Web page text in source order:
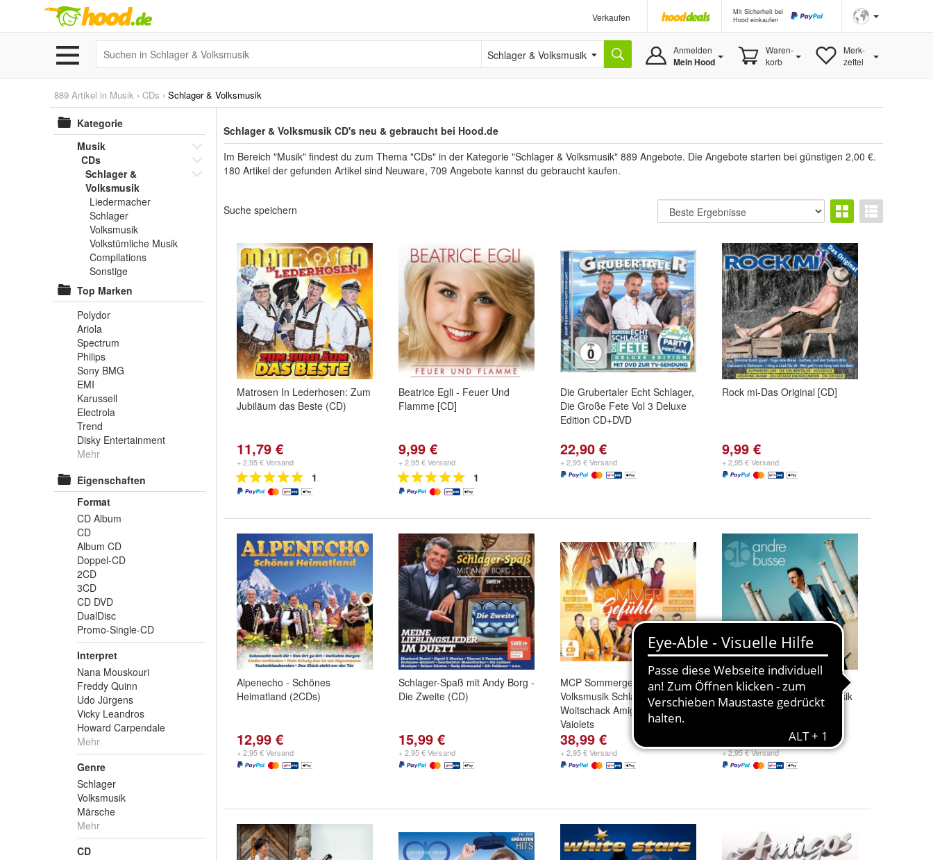
Verkaufen
Mit Sicherheit bei
Hood einkaufen
Schlager & Volksmusik Anmelden
Mein Hood
Waren-
korb
Merk-
zettel
889 Artikel in Musik › CDs › Schlager & Volksmusik
Kategorie
Musik
CDs
Schlager &
Volksmusik
Liedermacher
Schlager
Volksmusik
Volkstümliche Musik
Compilations
Sonstige
Top Marken
Polydor
Ariola
Spectrum
Philips
Sony BMG
EMI
Karussell
Electrola
Trend
Disky Entertainment
Mehr
Eigenschaften
Format
CD Album
CD
Album CD
Doppel-CD
2CD
3CD
CD DVD
DualDisc
Promo-Single-CD
Interpret
Nana Mouskouri
Freddy Quinn
Udo Jürgens
Vicky Leandros
Howard Carpendale
Mehr
Genre
Schlager
Volksmusik
Märsche
Mehr
CD
Schlager & Volksmusik CD's neu & gebraucht bei Hood.de
Im Bereich "Musik" findest du zum Thema "CDs" in der Kategorie "Schlager & Volksmusik" 889 Angebote. Die Angebote starten bei günstigen 2,00 €.
180 Artikel der gefunden Artikel sind Neuware, 709 Angebote kannst du gebraucht kaufen.
Suche speichern
Matrosen In Lederhosen: Zum
Jubiläum das Beste (CD)
11,79 €
+ 2,95 € Versand
1
Beatrice Egli - Feuer Und
Flamme [CD]
9,99 €
+ 2,95 € Versand
1
Die Grubertaler Echt Schlager,
Die Große Fete Vol 3 Deluxe
Edition CD+DVD
22,90 €
+ 2,95 € Versand
Rock mi-Das Original [CD]
9,99 €
+ 2,95 € Versand
Alpenecho - Schönes
Heimatland (2CDs)
12,99 €
+ 2,95 € Versand
Schlager-Spaß mit Andy Borg -
Die Zweite (CD)
15,99 €
+ 2,95 € Versand
MCP Sommergefühle 4er CD
Volksmusik Schlager
Woitschack Amigos Fulterer
Vaiolets
38,99 €
+ 2,95 € Versand
Andre Busse - Träumer &
Giganten - CD Schlagermusik
+ 2,95 € Versand